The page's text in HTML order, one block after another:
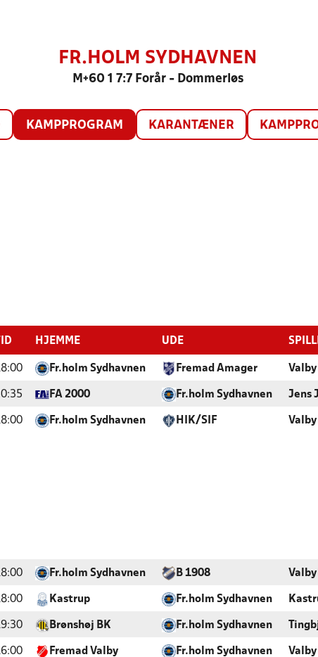
FR.HOLM SYDHAVNEN
M+60 1 7:7 Forår - Dommerløs
KAMPPROGRAM KARANTÆNER
TID HJEMME UDE
Fr.holm Sydhavnen Fremad Amager
FA 2000 Fr.holm Sydhavnen Jens
Fr.holm Sydhavnen HIK/SIF
Fr.holm Sydhavnen B 1908
Kastrup Fr.holm Sydhavnen
Brønshøj BK Fr.holm Sydhavnen
Fremad Valby Fr.holm Sydhavnen